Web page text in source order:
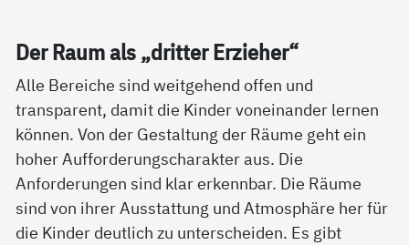
Der Raum als „drit­ter Er­zie­her“
Alle Bereiche sind weitgehend offen und
transparent, damit die Kinder voneinander lernen
können. Von der Gestaltung der Räume geht ein
hoher Aufforderungscharakter aus. Die
Anforderungen sind klar erkennbar. Die Räume
sind von ihrer Ausstattung und Atmosphäre her für
die Kinder deutlich zu unterscheiden. Es gibt